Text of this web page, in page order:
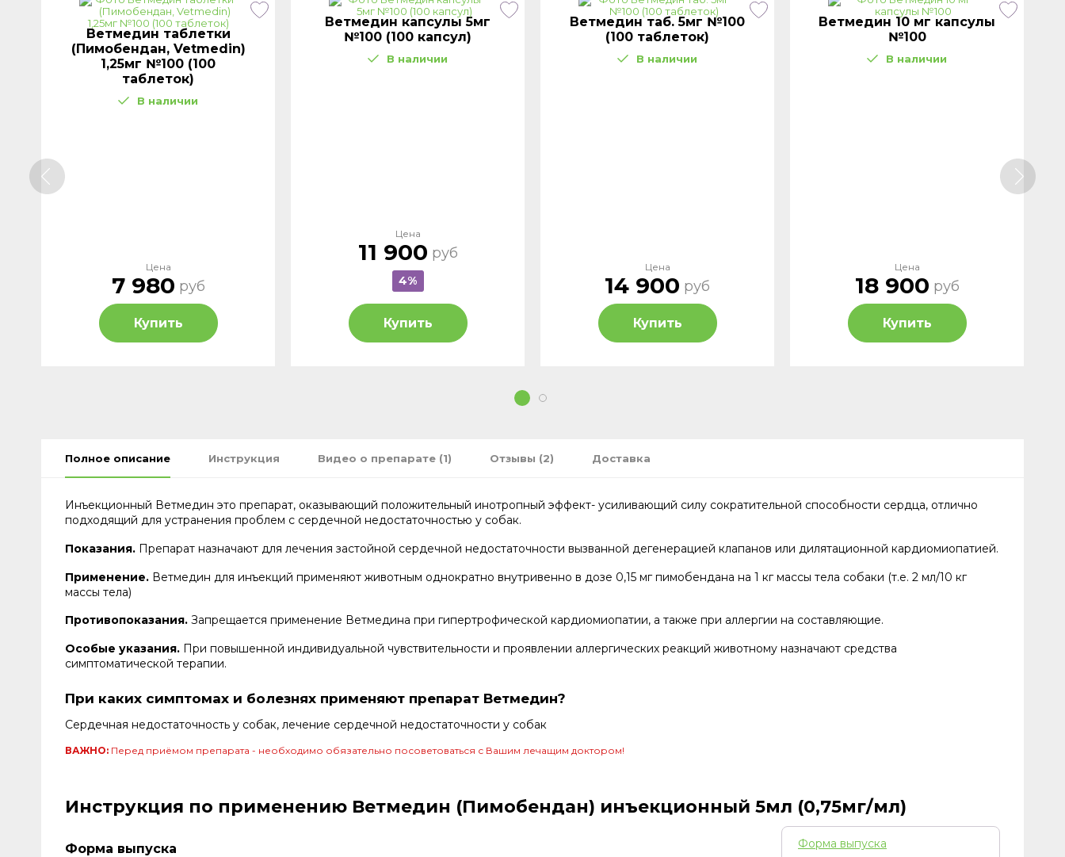
Ветмедин таблетки
(Пимобендан, Vetmedin)
1,25мг №100 (100
таблеток)
В наличии
Цена
7 980 руб
Купить
Ветмедин капсулы 5мг
№100 (100 капсул)
В наличии
Цена
11 900 руб
4%
Купить
Ветмедин таб. 5мг №100
(100 таблеток)
В наличии
Цена
14 900 руб
Купить
Ветмедин 10 мг капсулы
№100
В наличии
Цена
18 900 руб
Купить
Полное описание Инструкция Видео о препарате (1) Отзывы (2) Доставка
Инъекционный Ветмедин это препарат, оказывающий положительный инотропный эффект- усиливающий силу сократительной способности сердца, отлично
подходящий для устранения проблем с сердечной недостаточностью у собак.
Показания. Препарат назначают для лечения застойной сердечной недостаточности вызванной дегенерацией клапанов или дилятационной кардиомиопатией.
Применение. Ветмедин для инъекций применяют животным однократно внутривенно в дозе 0,15 мг пимобендана на 1 кг массы тела собаки (т.е. 2 мл/10 кг
массы тела)
Противопоказания. Запрещается применение Ветмедина при гипертрофической кардиомиопатии, а также при аллергии на составляющие.
Особые указания. При повышенной индивидуальной чувствительности и проявлении аллергических реакций животному назначают средства
симптоматической терапии.
При каких симптомах и болезнях применяют препарат Ветмедин?
Сердечная недостаточность у собак, лечение сердечной недостаточности у собак
ВАЖНО: Перед приёмом препарата - необходимо обязательно посоветоваться с Вашим лечащим доктором!
Инструкция по применению Ветмедин (Пимобендан) инъекционный 5мл (0,75мг/мл)
Форма выпуска Форма выпуска